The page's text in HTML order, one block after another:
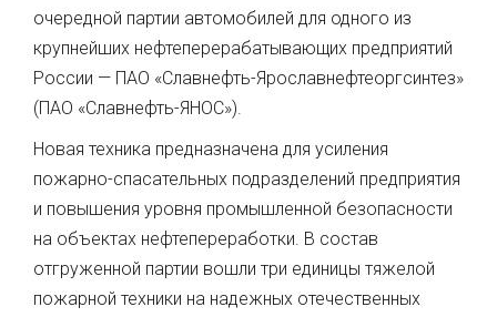
очередной партии автомобилей для одного из
крупнейших нефтеперерабатывающих предприятий
России — ПАО «Славнефть-Ярославнефтеоргсинтез»
(ПАО «Славнефть-ЯНОС»).
Новая техника предназначена для усиления
пожарно-спасательных подразделений предприятия
и повышения уровня промышленной безопасности
на объектах нефтепереработки. В состав
отгруженной партии вошли три единицы тяжелой
пожарной техники на надежных отечественных